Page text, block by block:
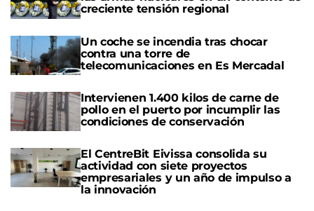
creciente tensión regional
Un coche se incendia tras chocar
contra una torre de
telecomunicaciones en Es Mercadal
Intervienen 1.400 kilos de carne de
pollo en el puerto por incumplir las
condiciones de conservación
El CentreBit Eivissa consolida su
actividad con siete proyectos
empresariales y un año de impulso a
la innovación